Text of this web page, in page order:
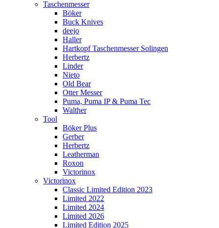
Taschenmesser
Böker
Buck Knives
deejo
Haller
Hartkopf Taschenmesser Solingen
Herbertz
Linder
Nieto
Old Bear
Otter Messer
Puma, Puma IP & Puma Tec
Walther
Tool
Böker Plus
Gerber
Herbertz
Leatherman
Roxon
Victorinox
Victorinox
Classic Limited Edition 2023
Limited 2022
Limited 2024
Limited 2026
Limited Edition 2025